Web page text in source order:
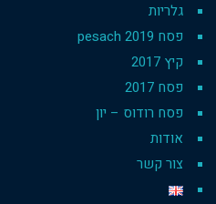
גלריות
פסח 2019 pesach
קיץ 2017
פסח 2017
פסח רודוס – יון
אודות
צור קשר